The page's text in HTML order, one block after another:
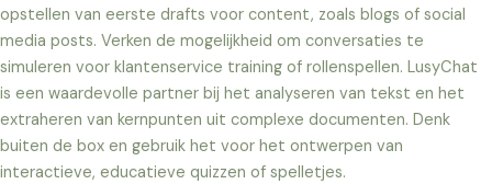
opstellen van eerste drafts voor content, zoals blogs of social
media posts. Verken de mogelijkheid om conversaties te
simuleren voor klantenservice training of rollenspellen. LusyChat
is een waardevolle partner bij het analyseren van tekst en het
extraheren van kernpunten uit complexe documenten. Denk
buiten de box en gebruik het voor het ontwerpen van
interactieve, educatieve quizzen of spelletjes.